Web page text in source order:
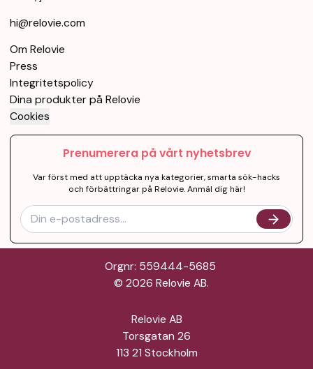
hi@relovie.com
Om Relovie
Press
Integritetspolicy
Dina produkter på Relovie
Cookies
Prenumerera på vårt nyhetsbrev
Var först med att upptäcka nya kategorier, smarta sök-hacks
och förbättringar på Relovie. Anmäl dig här!
Orgnr: 559444-5685
© 2026 Relovie AB.
Relovie AB
Torsgatan 26
113 21 Stockholm